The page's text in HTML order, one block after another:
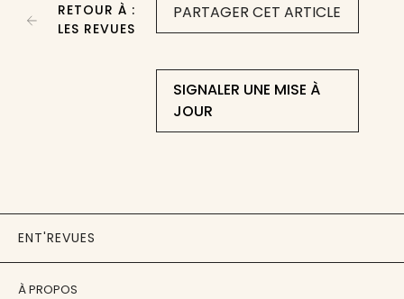
PARTAGER CET ARTICLE
SIGNALER UNE MISE À
JOUR
RETOUR À :
LES REVUES
ENT'REVUES
À PROPOS